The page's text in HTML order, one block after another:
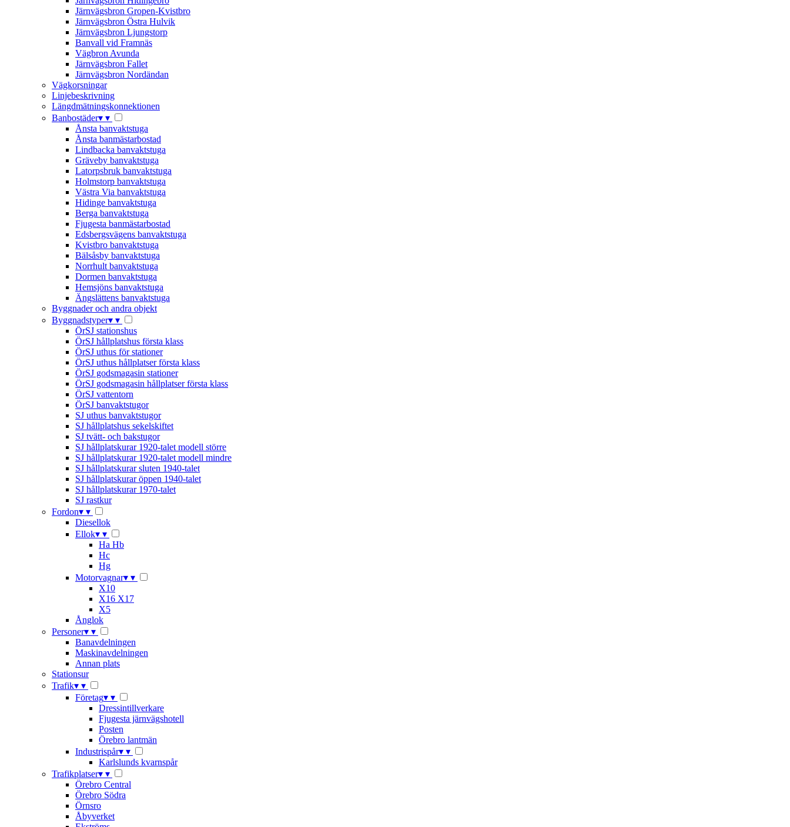
Järnvägsbron Gropen-Kvistbro
Järnvägsbron Östra Hulvik
Järnvägsbron Ljungstorp
Banvall vid Framnäs
Vägbron Avunda
Järnvägsbron Fallet
Järnvägsbron Nordändan
Vägkorsningar
Linjebeskrivning
Längdmätningskonnektionen
Banbostäder▾ ▾
Ånsta banvaktstuga
Ånsta banmästarbostad
Lindbacka banvaktstuga
Gräveby banvaktstuga
Latorpsbruk banvaktstuga
Holmstorp banvaktstuga
Västra Via banvaktstuga
Hidinge banvaktstuga
Berga banvaktstuga
Fjugesta banmästarbostad
Edsbergsvägens banvaktstuga
Kvistbro banvaktstuga
Bälsåsby banvaktstuga
Norrhult banvaktstuga
Dormen banvaktstuga
Hemsjöns banvaktstuga
Ängslättens banvaktstuga
Byggnader och andra objekt
Byggnadstyper▾ ▾
ÖrSJ stationshus
ÖrSJ hållplatshus första klass
ÖrSJ uthus för stationer
ÖrSJ uthus hållplatser första klass
ÖrSJ godsmagasin stationer
ÖrSJ godsmagasin hållplatser första klass
ÖrSJ vattentorn
ÖrSJ banvaktstugor
SJ uthus banvaktstugor
SJ hållplatshus sekelskiftet
SJ tvätt- och bakstugor
SJ hållplatskurar 1920-talet modell större
SJ hållplatskurar 1920-talet modell mindre
SJ hållplatskurar sluten 1940-talet
SJ hållplatskurar öppen 1940-talet
SJ hållplatskurar 1970-talet
SJ rastkur
Fordon▾ ▾
Diesellok
Ellok▾ ▾
Ha Hb
Hc
Hg
Motorvagnar▾ ▾
X10
X16 X17
X5
Ånglok
Personer▾ ▾
Banavdelningen
Maskinavdelningen
Annan plats
Stationsur
Trafik▾ ▾
Företag▾ ▾
Dressintillverkare
Fjugesta järnvägshotell
Posten
Örebro lantmän
Industrispår▾ ▾
Karlslunds kvarnspår
Trafikplatser▾ ▾
Örebro Central
Örebro Södra
Örnsro
Åbyverket